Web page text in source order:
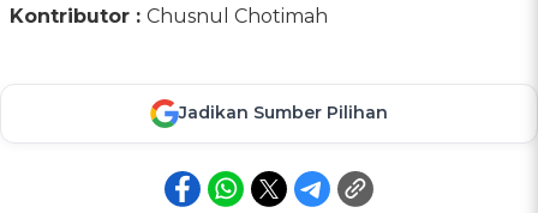
Kontributor : Chusnul Chotimah
Jadikan Sumber Pilihan